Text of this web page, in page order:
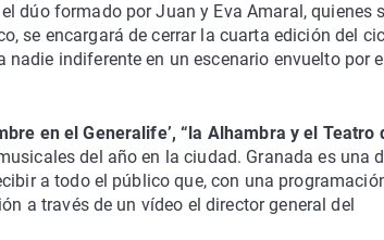
dúo formado por Juan y Eva Amaral, quienes
se encargará de cerrar la cuarta edición del
indiferente en un escenario envuelto por
en el Generalife’, “la Alhambra y el Teatro
del año en la ciudad. Granada es una
a todo el público que, con una
a través de un vídeo el director general del